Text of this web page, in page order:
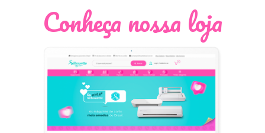
Conheça nossa loja
Léia Pastori